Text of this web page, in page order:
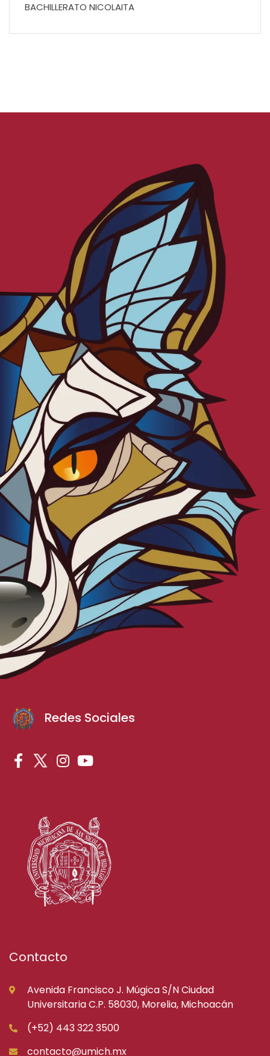
BACHILLERATO NICOLAITA
Redes Sociales
Contacto
Avenida Francisco J. Múgica S/N Ciudad
Universitaria C.P. 58030, Morelia, Michoacán
(+52) 443 322 3500
contacto@umich.mx